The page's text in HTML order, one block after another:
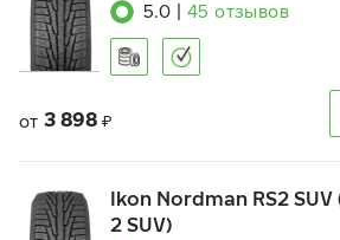
5.0 45 отзывов
от 3 898 ₽
Ikon Nordman RS2
2 SUV)